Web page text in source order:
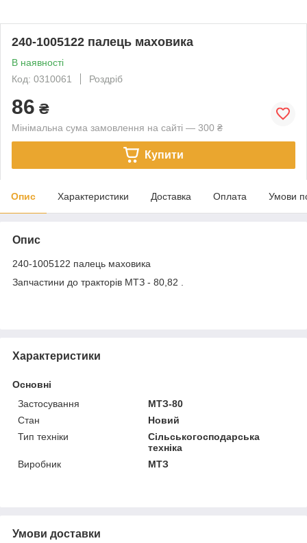
240-1005122 палець маховика
В наявності
Код: 0310061
Роздріб
86 ₴
Мінімальна сума замовлення на сайті — 300 ₴
Купити
Опис Характеристики Доставка Оплата Умови
Опис
240-1005122 палець маховика
Запчастини до тракторів МТЗ - 80,82 .
Характеристики
Основні
Застосування
МТЗ-80
Стан
Новий
Тип техніки
Сільськогосподарська
техніка
Виробник
МТЗ
Умови доставки